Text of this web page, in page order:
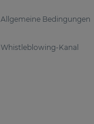
Allgemeine Bedingungen
Whistleblowing-Kanal